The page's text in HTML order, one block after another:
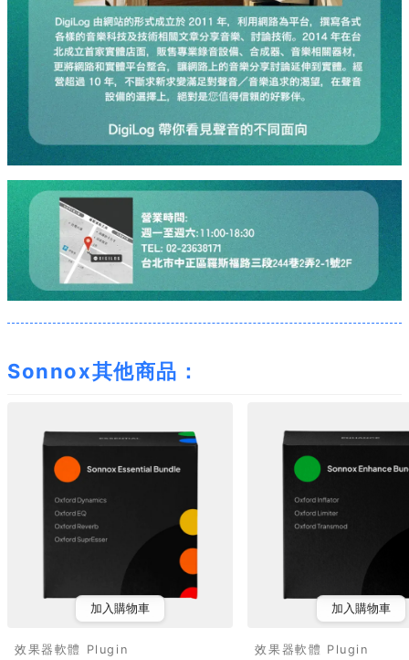
Sonnox其他商品：
加入購物車
效果器軟體 Plugin
加入購物車
效果器軟體 Plugin